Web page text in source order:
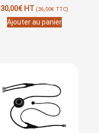
30,00€HT (36,00€TTC)
Ajouter au panier